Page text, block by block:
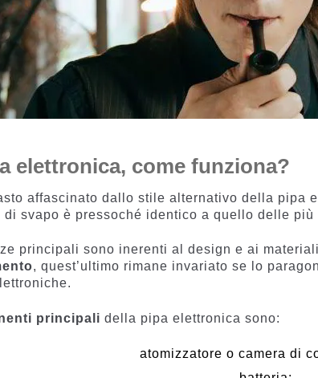
elettronica, come funziona?
affascinato dallo stile alternativo della pipa
svapo è pressoché identico a quello delle più
principali sono inerenti al design e ai
, quest’ultimo rimane invariato se lo
principali della pipa elettronica sono:
atomizzatore o camera di